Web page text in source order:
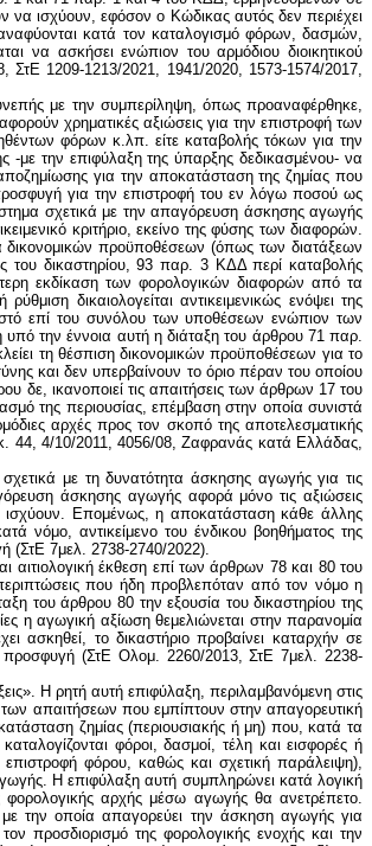
ισχύουν, εφόσον ο Κώδικας αυτός δεν περιέχει
κατά τον καταλογισμό φόρων, δασμών,
ασκήσει ενώπιον του αρμόδιου διοικητικού
ΣτΕ 1209-1213/2021, 1941/2020, 1573-1574/2017,
με την συμπερίληψη, όπως προαναφέρθηκε,
χρηματικές αξιώσεις για την επιστροφή των
φόρων κ.λπ. είτε καταβολής τόκων για την
-με την επιφύλαξη της ύπαρξης δεδικασμένου- να
για την αποκατάσταση της ζημίας που
για την επιστροφή του εν λόγω ποσού ως
σχετικά με την απαγόρευση άσκησης αγωγής
κριτήριο, εκείνο της φύσης των διαφορών.
προϋποθέσεων (όπως των διατάξεων
δικαστηρίου, 93 παρ. 3 ΚΔΔ περί καταβολής
εκδίκαση των φορολογικών διαφορών από τα
δικαιολογείται αντικειμενικώς ενόψει της
επί του συνόλου των υποθέσεων ενώπιον των
υπό την έννοια αυτή η διάταξη του άρθρου 71 παρ.
τη θέσπιση δικονομικών προϋποθέσεων για το
και δεν υπερβαίνουν το όριο πέραν του οποίου
δε, ικανοποιεί τις απαιτήσεις των άρθρων 17 του
της περιουσίας, επέμβαση στην οποία συνιστά
αρχές προς τον σκοπό της αποτελεσματικής
44, 4/10/2011, 4056/08, Ζαφρανάς κατά Ελλάδας,
με τη δυνατότητα άσκησης αγωγής για τις
άσκησης αγωγής αφορά μόνο τις αξιώσεις
ισχύουν. Επομένως, η αποκατάσταση κάθε άλλης
νόμο, αντικείμενο του ένδικου βοηθήματος της
(ΣτΕ 7μελ. 2738-2740/2022).
έκθεση επί των άρθρων 78 και 80 του
που ήδη προβλεπόταν από τον νόμο η
του άρθρου 80 την εξουσία του δικαστηρίου της
η αγωγική αξίωση θεμελιώνεται στην παρανομία
ασκηθεί, το δικαστήριο προβαίνει καταρχήν σε
προσφυγή (ΣτΕ Ολομ. 2260/2013, ΣτΕ 7μελ. 2238-
Η ρητή αυτή επιφύλαξη, περιλαμβανόμενη στις
απαιτήσεων που εμπίπτουν στην απαγορευτική
ζημίας (περιουσιακής ή μη) που, κατά τα
φόροι, δασμοί, τέλη και εισφορές ή
φόρου, καθώς και σχετική παράλειψη),
Η επιφύλαξη αυτή συμπληρώνει κατά λογική
φορολογικής αρχής μέσω αγωγής θα ανετρέπετο.
την οποία απαγορεύει την άσκηση αγωγής για
προσδιορισμό της φορολογικής ενοχής και την